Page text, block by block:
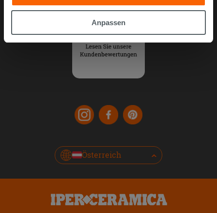
gesammelt haben, kombinieren. Falls Sie mehr wissen
möchten oder Ihre Zustimmung zu allen oder einigen
Zustimmung kann durch Klicken auf die Schaltfläche
„Cookies akzeptieren“ gegeben werden. Wenn Sie auf
nach der Installation der technischen Cookies fortsetzen.
Anpassen
Österreich